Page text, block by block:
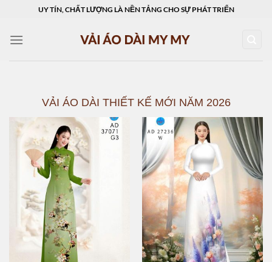
content
UY TÍN, CHẤT LƯỢNG LÀ NỀN TẢNG CHO SỰ PHÁT TRIỂN
VẢI ÁO DÀI THIẾT KẾ MỚI NĂM 2026